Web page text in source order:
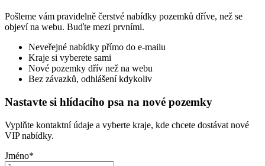
Pošleme vám pravidelně čerstvé nabídky pozemků dříve, než se
objeví na webu. Buďte mezi prvními.
Neveřejné nabídky přímo do e-mailu
Kraje si vyberete sami
Nové pozemky dřív než na webu
Bez závazků, odhlášení kdykoliv
Nastavte si hlídacího psa na nové pozemky
Vyplňte kontaktní údaje a vyberte kraje, kde chcete dostávat nové
VIP nabídky.
Jméno*